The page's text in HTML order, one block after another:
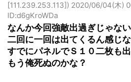
339:名無しさん＠お腹いっぱい。 (
[111.239.253.113])
ID:d6gKroWDa
なんか今回強敵出過ぎじゃな
二回に一回は出てくるん感じ
すでにパネルでＳ１０二枚も出